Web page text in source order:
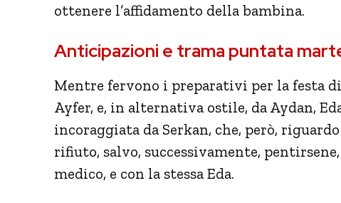
ottenere l’affidamento della bambina.
Anticipazioni e trama puntata
Mentre fervono i preparativi per la festa
Ayfer, e, in alternativa ostile, da Aydan,
incoraggiata da Serkan, che, però,
rifiuto, salvo, successivamente,
medico, e con la stessa Eda.